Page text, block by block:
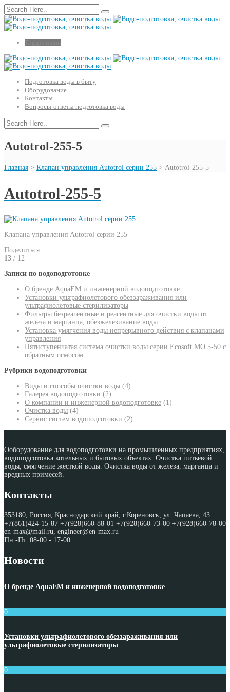
Подготовка воды в быту
Оборудование
Контакты
Вопросы-ответы подготовка воды
Autotrol-255-5
Главная > Клапан управления Autotrol серии 255 > Autotrol-255-5
Autotrol-255-5
Клапана управления Autotrol серии 255
Поделиться
13 / 12
Записи по водоподготовке
О бренде AquaEM и инженерной водоподготовке
Установки ультрафиолетового обеззараживания или
ультрафиолетовые стерилизаторы
Фильтры безреагентные и реагентные для очистки воды от
железа и марганца, обезжелезивание воды
Установка умягчения воды непрерывного действия с клапанами
управления
Пятиступенчатая система очистки воды серии Ecosoft MO 5-50 с
обратным осмосом
Рубрики водоподготовки
Виды и способы очистки воды (4)
Галерея водоподготовки (2)
О компании и инженерной водоподготовке (1)
Очистка воды (4)
Сервис систем водоподготовки (2)
Ооборудование для водоподготовки на промышленных предприятиях,
водоподготовка котельных и бытовых объектах. Очистка питьевой
воды, смягчение жесткой воды. Очистка воды от железа, марганца и
вредных примесей.
Контакты
353180, Россия, Краснодарский край, г.Кореновск, ул. Чапаева, 43
+7(861)424-15-87 +7(928)660-88-01 +7(928)660-73-00 +7(928)660-78-00
en-max@mail.ru, engineer@en-max.ru
Пн.-Пт. 08-00 - 17-00
Новости
О бренде AquaEM и инженерной водоподготовке
0
Установки ультрафиолетового обеззараживания или
ультрафиолетовые стерилизаторы
0